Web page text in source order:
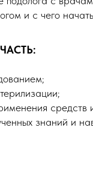
и с чего
средств
знаний и